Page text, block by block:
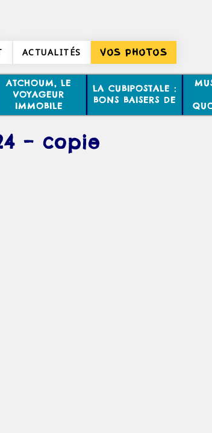
ACTUALITÉS VOS PHOTOS
ATCHOUM, LE
VOYAGEUR
IMMOBILE
LA CUBIPOSTALE :
BONS BAISERS DE
– copie